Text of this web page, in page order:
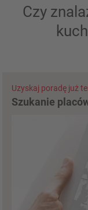
Czy
Uzyskaj poradę już
Szukanie